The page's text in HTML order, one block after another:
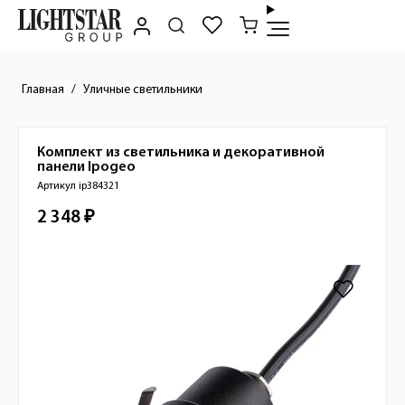
Главная Уличные светильники
Краткое описание товара
Комплект из светильника и декоративной
панели Ipogeo
Артикул ip384321
Стоимость товара
2 348 ₽